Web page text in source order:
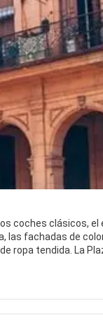
coches clásicos, el
las fachadas de
ropa tendida. La
Vedado,